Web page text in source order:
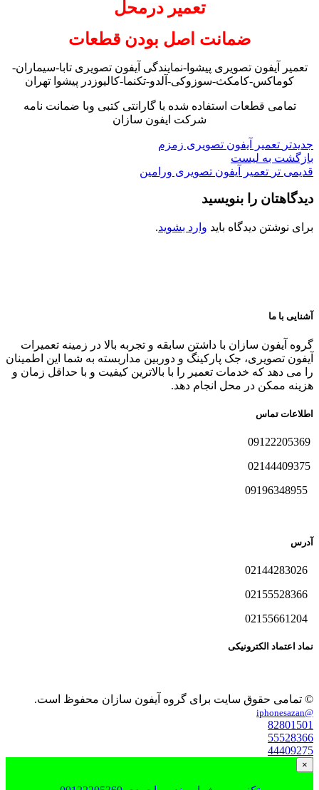
تعمیر درمحل
ضمانت اصل بودن قطعات
تعمیر آیفون تصویری پیشوا-نمایندگی آیفون تصویری تابا-سیماران-
کوماکس-کامکث-سوزوکی-آلدو-تکنما-کالیوزدر پیشوا تهران
تمامی قطعات استفاده شده با گارانتی کتبی وبا ضمانت نامه
شرکت ایفون سازان
جدیدتر تعمیر آیفون تصویری زمزم
بازگشت به لیست
قدیمی تر تعمیر آیفون تصویری ورامین
دیدگاهتان را بنویسید
برای نوشتن دیدگاه باید وارد بشوید.
آشنایی با ما
گروه آیفون سازان با داشتن سابقه و تجربه بالا در زمینه تعمیرات
آیفون تصویری، جک پارکینگ و دوربین مداربسته به شما این اطمینان
را می دهد که خدمات تعمیر را با بالاترین کیفیت و با حداقل زمان و
هزینه ممکن در محل انجام دهد.
اطلاعات تماس
آدرس
نماد اعتماد الکترونیکی
© تمامی حقوق سایت برای گروه آیفون سازان محفوظ است.
@iphonesazan
82801501
55528366
44409275
×